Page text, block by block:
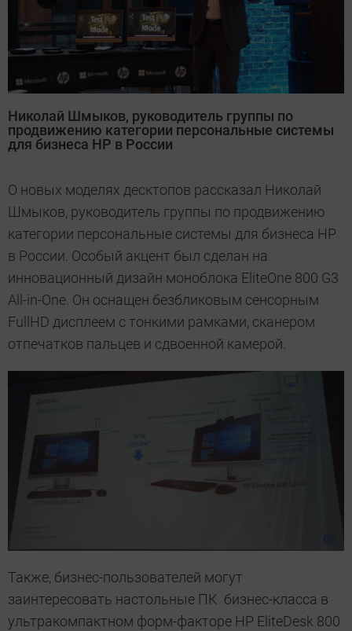
Николай Шмыков, руководитель группы по
продвижению категории персональные системы
для бизнеса HP в России
О новых моделях десктопов рассказал Николай
Шмыков, руководитель группы по продвижению
категории персональные системы для бизнеса HP
в России. Особый акцент был сделан на
инновационный дизайн моноблока EliteOne 800 G3
All-in-One. Он оснащен безбликовым сенсорным
FullHD дисплеем с тонкими рамками, сканером
отпечатков пальцев и сдвоенной камерой.
Также, бизнес-пользователей могут
заинтересовать настольные ПК бизнес-класса в
ультракомпактном форм-факторе HP EliteDesk 800